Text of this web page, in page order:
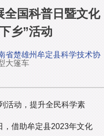
全国科普日暨文化
乡”活动
省楚雄州牟定县科学技术协
大篷车
活动，提升全民科学素
，借助牟定县2023年文化